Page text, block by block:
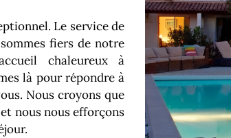
Le service de
fiers de notre
chaleureux à
là pour répondre à
Nous croyons que
nous nous efforçons